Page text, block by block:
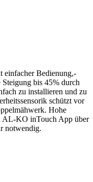
einfacher Bedienung,-
bis 45% durch
zu installieren und zu
schützt vor
Hohe
AL-KO inTouch App über
notwendig.